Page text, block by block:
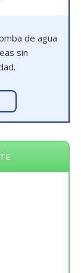
de agua
sin